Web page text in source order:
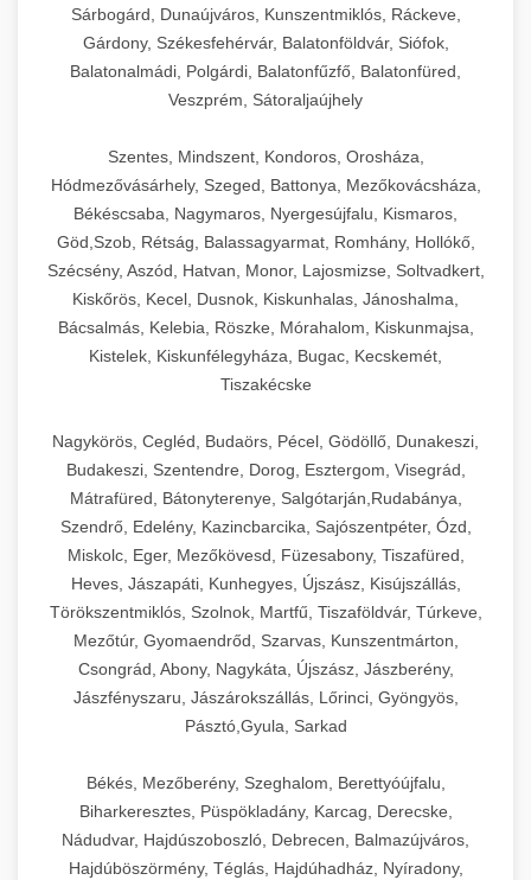
Sárbogárd, Dunaújváros, Kunszentmiklós, Ráckeve,
Gárdony, Székesfehérvár, Balatonföldvár, Siófok,
Balatonalmádi, Polgárdi, Balatonfűzfő, Balatonfüred,
Veszprém, Sátoraljaújhely
Szentes, Mindszent, Kondoros, Orosháza,
Hódmezővásárhely, Szeged, Battonya, Mezőkovácsháza,
Békéscsaba, Nagymaros, Nyergesújfalu, Kismaros,
Göd,Szob, Rétság, Balassagyarmat, Romhány, Hollókő,
Szécsény, Aszód, Hatvan, Monor, Lajosmizse, Soltvadkert,
Kiskőrös, Kecel, Dusnok, Kiskunhalas, Jánoshalma,
Bácsalmás, Kelebia, Röszke, Mórahalom, Kiskunmajsa,
Kistelek, Kiskunfélegyháza, Bugac, Kecskemét,
Tiszakécske
Nagykörös, Cegléd, Budaörs, Pécel, Gödöllő, Dunakeszi,
Budakeszi, Szentendre, Dorog, Esztergom, Visegrád,
Mátrafüred, Bátonyterenye, Salgótarján,Rudabánya,
Szendrő, Edelény, Kazincbarcika, Sajószentpéter, Ózd,
Miskolc, Eger, Mezőkövesd, Füzesabony, Tiszafüred,
Heves, Jászapáti, Kunhegyes, Újszász, Kisújszállás,
Törökszentmiklós, Szolnok, Martfű, Tiszaföldvár, Túrkeve,
Mezőtúr, Gyomaendrőd, Szarvas, Kunszentmárton,
Csongrád, Abony, Nagykáta, Újszász, Jászberény,
Jászfényszaru, Jászárokszállás, Lőrinci, Gyöngyös,
Pásztó,Gyula, Sarkad
Békés, Mezőberény, Szeghalom, Berettyóújfalu,
Biharkeresztes, Püspökladány, Karcag, Derecske,
Nádudvar, Hajdúszoboszló, Debrecen, Balmazújváros,
Hajdúböszörmény, Téglás, Hajdúhadház, Nyíradony,